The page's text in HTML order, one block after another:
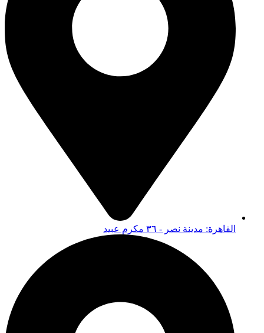
القاهرة: مدينة نصر - ٣٦ مكرم عبيد